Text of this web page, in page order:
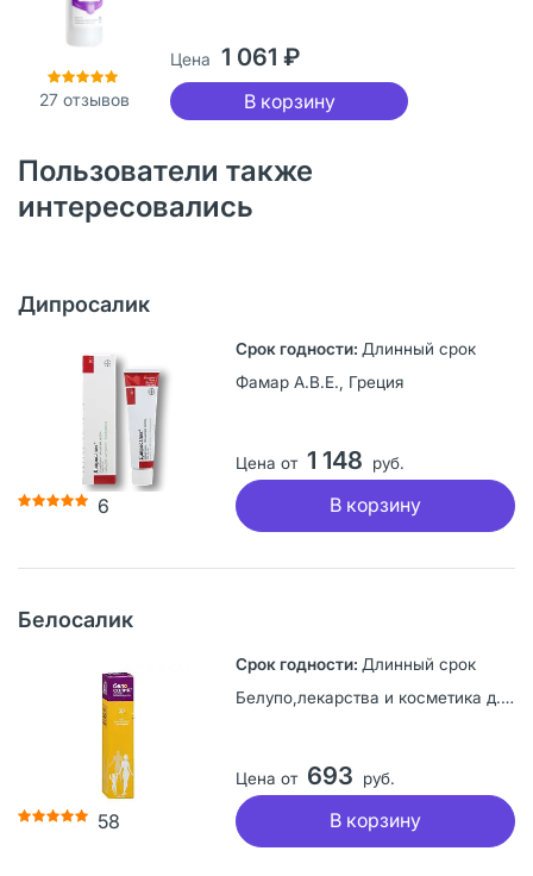
27 отзывов
Цена 1 061 ₽
В корзину
Пользователи также
интересовались
Дипросалик
6
Длинный срок
Фамар А.В.Е., Греция
Цена от 1 148 руб.
В корзину
Белосалик
58
Длинный срок
Белупо,лекарства и косметика д.д, Хорватия
Цена от 693 руб.
В корзину